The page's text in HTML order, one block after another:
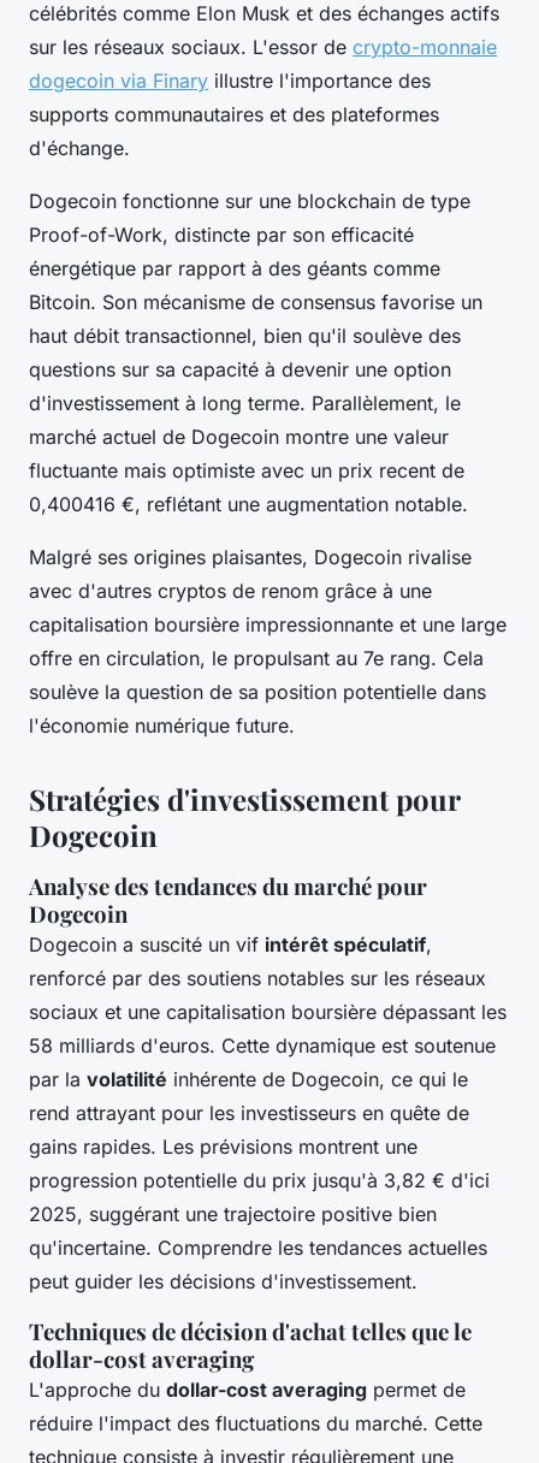
célébrités comme Elon Musk et des échanges actifs
sur les réseaux sociaux. L'essor de crypto-monnaie
dogecoin via Finary illustre l'importance des
supports communautaires et des plateformes
d'échange.
Dogecoin fonctionne sur une blockchain de type
Proof-of-Work, distincte par son efficacité
énergétique par rapport à des géants comme
Bitcoin. Son mécanisme de consensus favorise un
haut débit transactionnel, bien qu'il soulève des
questions sur sa capacité à devenir une option
d'investissement à long terme. Parallèlement, le
marché actuel de Dogecoin montre une valeur
fluctuante mais optimiste avec un prix recent de
0,400416 €, reflétant une augmentation notable.
Malgré ses origines plaisantes, Dogecoin rivalise
avec d'autres cryptos de renom grâce à une
capitalisation boursière impressionnante et une large
offre en circulation, le propulsant au 7e rang. Cela
soulève la question de sa position potentielle dans
l'économie numérique future.
Stratégies d'investissement pour
Dogecoin
Analyse des tendances du marché pour
Dogecoin
Dogecoin a suscité un vif intérêt spéculatif,
renforcé par des soutiens notables sur les réseaux
sociaux et une capitalisation boursière dépassant les
58 milliards d'euros. Cette dynamique est soutenue
par la volatilité inhérente de Dogecoin, ce qui le
rend attrayant pour les investisseurs en quête de
gains rapides. Les prévisions montrent une
progression potentielle du prix jusqu'à 3,82 € d'ici
2025, suggérant une trajectoire positive bien
qu'incertaine. Comprendre les tendances actuelles
peut guider les décisions d'investissement.
Techniques de décision d'achat telles que le
dollar-cost averaging
L'approche du dollar-cost averaging permet de
réduire l'impact des fluctuations du marché. Cette
technique consiste à investir régulièrement une